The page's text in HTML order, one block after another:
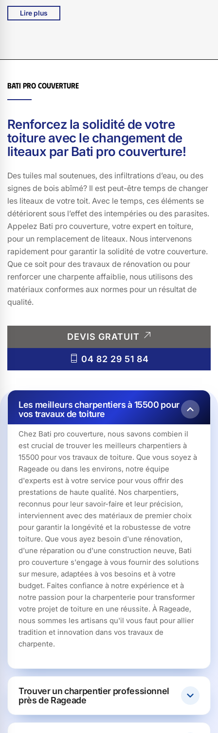
certifications requises et une assurance responsabilité
civile, un gage de sérieux et de sécurité. À Rageade, il
distinguera par sa ponctualité, sa communication
transparente et son souci du détail, des qualités que
couverture.
Lire plus
Bati pro couverture
Renforcez la solidité de votre
toiture avec le changement de
liteaux par Bati pro couverture!
Des tuiles mal soutenues, des infiltrations d’eau, ou des
signes de bois abîmé? Il est peut-être temps de changer
les liteaux de votre toit. Avec le temps, ces éléments se
détériorent sous l’effet des intempéries ou des parasites.
Appelez Bati pro couverture, votre expert en toiture,
pour un remplacement de liteaux. Nous intervenons
rapidement pour garantir la solidité de votre couverture.
Que ce soit pour des travaux de rénovation ou pour
renforcer une charpente affaiblie, nous utilisons des
matériaux conformes aux normes pour un résultat de
qualité.
DEVIS GRATUIT
04 82 29 51 84
Les meilleurs charpentiers à 15500 pour
vos travaux de toiture
Chez Bati pro couverture, nous savons combien il
est crucial de trouver les meilleurs charpentiers à
15500 pour vos travaux de toiture. Que vous soyez à
Rageade ou dans les environs, notre équipe
d'experts est à votre service pour vous offrir des
prestations de haute qualité. Nos charpentiers,
reconnus pour leur savoir-faire et leur précision,
interviennent avec des matériaux de premier choix
pour garantir la longévité et la robustesse de votre
toiture. Que vous ayez besoin d'une rénovation,
d'une réparation ou d'une construction neuve, Bati
pro couverture s'engage à vous fournir des solutions
sur mesure, adaptées à vos besoins et à votre
budget. Faites confiance à notre expérience et à
notre passion pour la charpenterie pour transformer
votre projet de toiture en une réussite. À Rageade,
nous sommes les artisans qu'il vous faut pour allier
tradition et innovation dans vos travaux de
charpente.
Trouver un charpentier professionnel
près de Rageade